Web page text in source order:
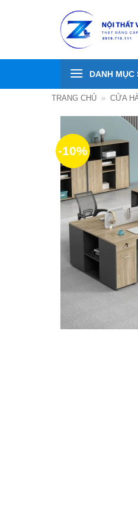
DANH MỤC
TRANG CHỦ » CỬA
-10%